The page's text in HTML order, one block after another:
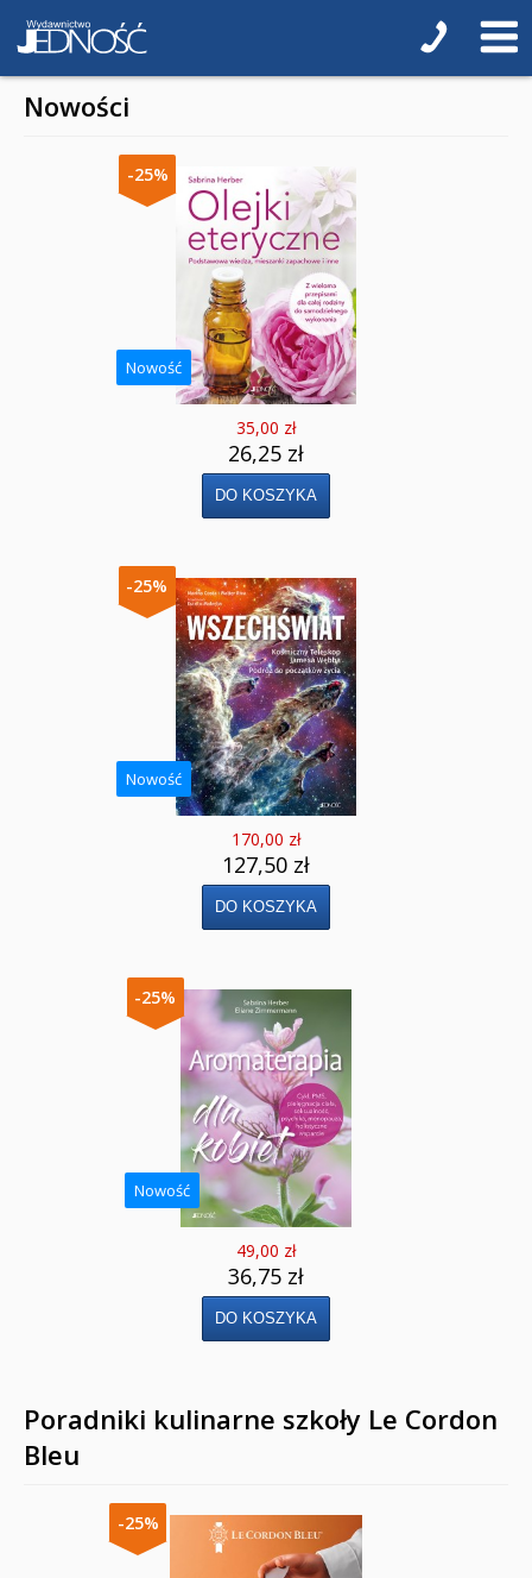
Baśnie, bajki
Cecylka Knedelek
Dyplomy dla dzieci
Encyklopedie, leksykony
Edukacja przyrodnicza - Życie bez granic
Kreatywne zabawy
Książki religijne dla dzieci
Pomoce dydaktyczne
QUIZY I ŁAMIGŁÓWKI NA WAKACJE -35%
PROMOCJA ZESTAWY STARTOWE KAKADU
WYPRZEDAŻ
Nowości
-25%
Nowość
35,00 zł
26,25 zł
-25%
Nowość
170,00 zł
127,50 zł
-25%
Nowość
49,00 zł
36,75 zł
Poradniki kulinarne szkoły Le Cordon
Bleu
-25%